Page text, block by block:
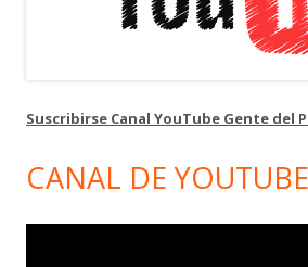
Suscribirse Canal YouTube Gente del
CANAL DE YOUTUBE